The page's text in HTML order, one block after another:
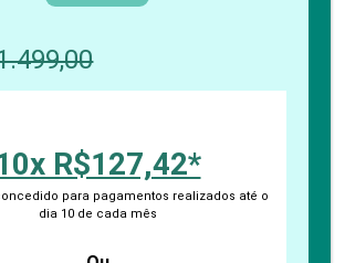
R$127,42*
para pagamentos realizados até o
dia 10 de cada mês